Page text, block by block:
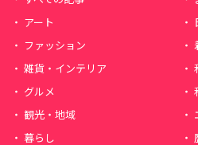
アート
ファッション
雑貨・インテリア
グルメ
観光・地域
暮らし